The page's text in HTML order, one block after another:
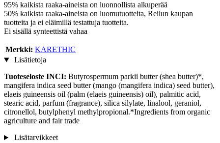
95% kaikista raaka-aineista on luonnollista alkuperää
50% kaikista raaka-aineista on luomutuotteita, Reilun kaupan
tuotteita ja ei eläimillä testattuja tuotteita.
Ei sisällä synteettistä vahaa
Merkki: KARETHIC
Lisätietoja
Tuoteseloste INCI: Butyrospermum parkii butter (shea butter)*,
mangifera indica seed butter (mango (mangifera indica) seed butter),
elaeis guineensis oil (palm (elaeis guineensis) oil), palmitic acid,
stearic acid, parfum (fragrance), silica silylate, linalool, geraniol,
citronellol, butylphenyl methylpropional.*Ingredients from organic
agriculture and fair trade
Lisätarvikkeet